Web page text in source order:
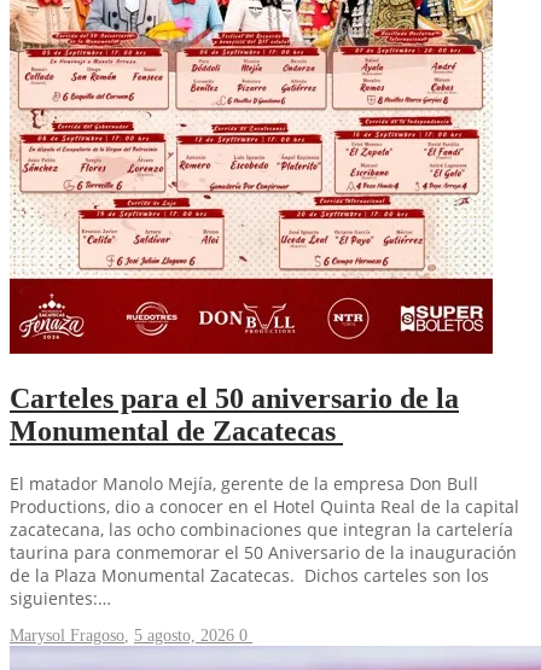
Carteles para el 50 aniversario de la
Monumental de Zacatecas
El matador Manolo Mejía, gerente de la empresa Don Bull
Productions, dio a conocer en el Hotel Quinta Real de la capital
zacatecana, las ocho combinaciones que integran la cartelería
taurina para conmemorar el 50 Aniversario de la inauguración
de la Plaza Monumental Zacatecas. Dichos carteles son los
siguientes:…
Marysol Fragoso, 5 agosto, 2026 0